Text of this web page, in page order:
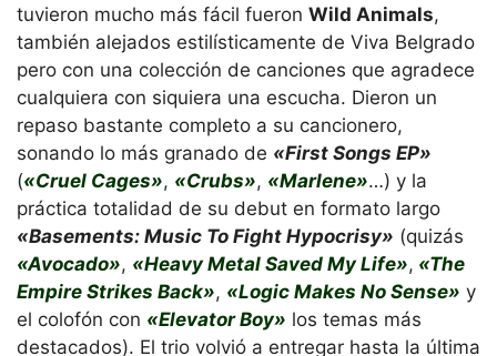
tuvieron mucho más fácil fueron Wild Animals,
también alejados estilísticamente de Viva Belgrado
pero con una colección de canciones que agradece
cualquiera con siquiera una escucha. Dieron un
repaso bastante completo a su cancionero,
sonando lo más granado de «First Songs EP»
(«Cruel Cages», «Crubs», «Marlene»…) y la
práctica totalidad de su debut en formato largo
«Basements: Music To Fight Hypocrisy» (quizás
«Avocado», «Heavy Metal Saved My Life», «The
Empire Strikes Back», «Logic Makes No Sense» y
el colofón con «Elevator Boy» los temas más
destacados). El trio volvió a entregar hasta la última